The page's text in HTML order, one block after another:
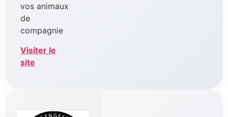
vos animaux
de
compagnie
Visiter le
site